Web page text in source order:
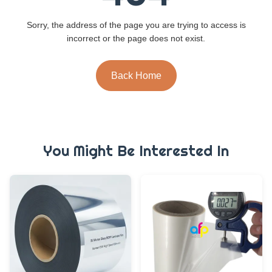
Sorry, the address of the page you are trying to access is
incorrect or the page does not exist.
Back Home
You Might Be Interested In